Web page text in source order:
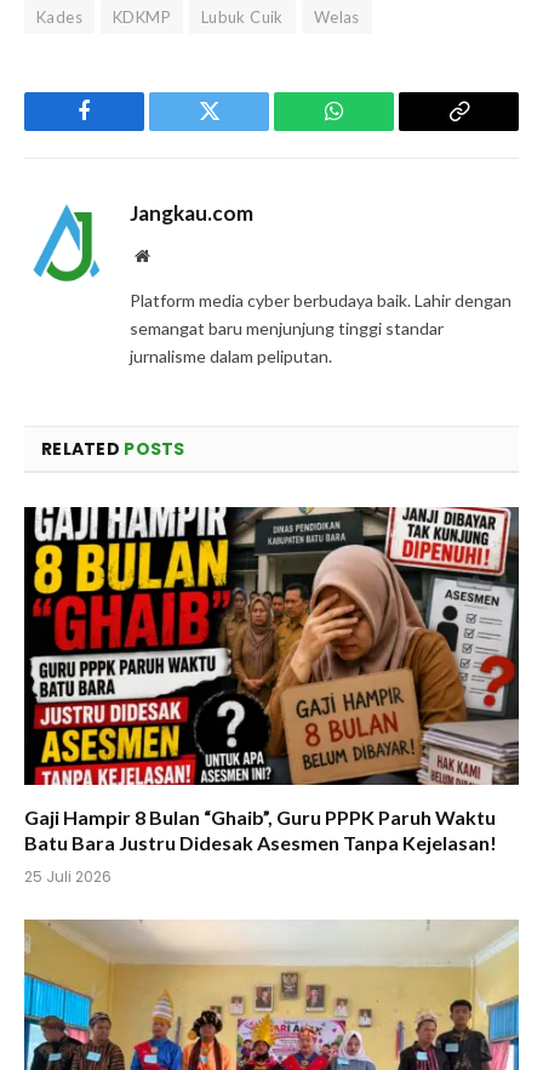
Kades KDKMP Lubuk Cuik Welas
Facebook Twitter WhatsApp
Copy
Jangkau.com
Website
Platform media cyber berbudaya baik. Lahir dengan
semangat baru menjunjung tinggi standar
jurnalisme dalam peliputan.
RELATED POSTS
Gaji Hampir 8 Bulan “Ghaib”, Guru PPPK Paruh Waktu
Batu Bara Justru Didesak Asesmen Tanpa Kejelasan!
25 Juli 2026